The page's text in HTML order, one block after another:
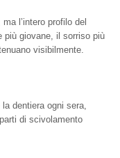
l’intero profilo del
più giovane, il sorriso più
visibilmente.
dentiera ogni sera,
di scivolamento